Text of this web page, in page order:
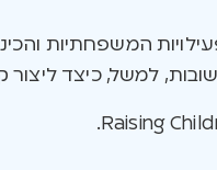
המשפחתיות
למשל, כיצד